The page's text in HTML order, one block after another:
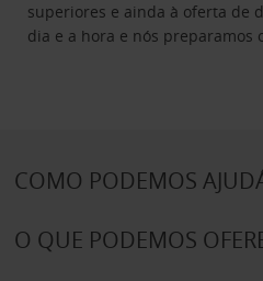
superiores e ainda à oferta de
dia e a hora e nós preparamos
COMO PODEMOS
O QUE PODEMOS